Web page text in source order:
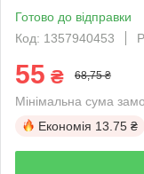
Готово до відправки
Код: 1357940453
55 ₴ 68,75 ₴
Мінімальна сума
Економія 13.75 ₴